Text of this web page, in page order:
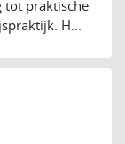
tot praktische
H...